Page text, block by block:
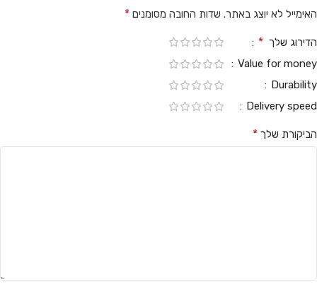
האימייל לא יוצג באתר. שדות החובה מסומנים *
הדירוג שלך *
Value for money
Durability
Delivery speed
הביקורת שלך *